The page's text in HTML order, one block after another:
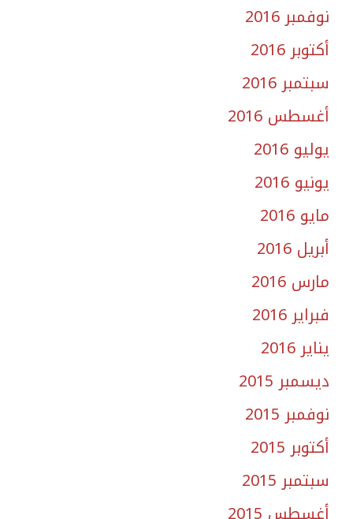
نوفمبر 2016
أكتوبر 2016
سبتمبر 2016
أغسطس 2016
يوليو 2016
يونيو 2016
مايو 2016
أبريل 2016
مارس 2016
فبراير 2016
يناير 2016
ديسمبر 2015
نوفمبر 2015
أكتوبر 2015
سبتمبر 2015